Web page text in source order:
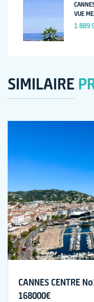
VUE
1 889
SIMILAIRE
CANNES CENTRE
168000€